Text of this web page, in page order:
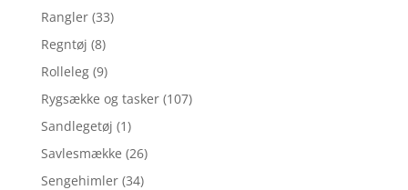
Rangler (33)
Regntøj (8)
Rolleleg (9)
Rygsække og tasker (107)
Sandlegetøj (1)
Savlesmække (26)
Sengehimler (34)